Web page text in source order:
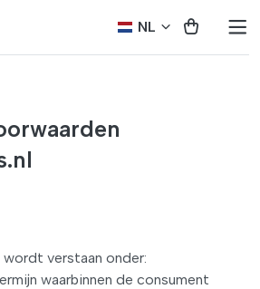
NL
verstaan onder:
waarbinnen de consument